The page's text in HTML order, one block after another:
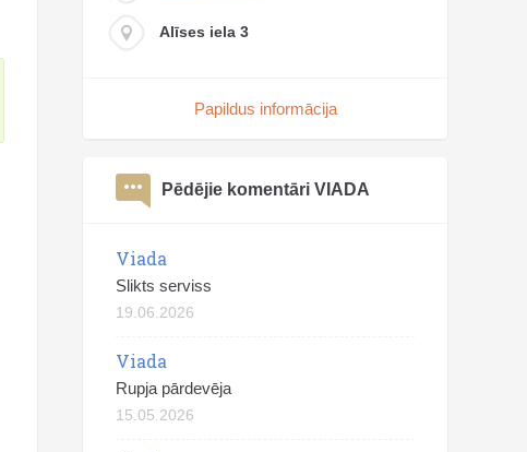
Alīses iela 3
Papildus informācija
Pēdējie komentāri VIADA
Viada
Slikts serviss
19.06.2026
Viada
Rupja pārdevēja
15.05.2026